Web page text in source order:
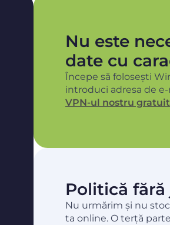
Nu este
date cu
Începe să folosești
introduci adresa de
VPN-ul nostru gratuit
Politică
Nu urmărim și nu
ta online. O terță